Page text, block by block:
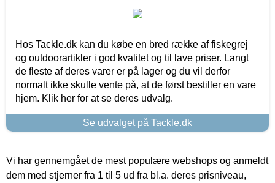
Hos Tackle.dk kan du købe en bred række af fiskegrej
og outdoorartikler i god kvalitet og til lave priser. Langt
de fleste af deres varer er på lager og du vil derfor
normalt ikke skulle vente på, at de først bestiller en vare
hjem. Klik her for at se deres udvalg.
Se udvalget på Tackle.dk
Vi har gennemgået de mest populære webshops og anmeldt
dem med stjerner fra 1 til 5 ud fra bl.a. deres prisniveau,